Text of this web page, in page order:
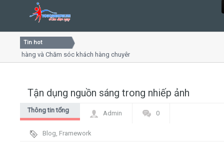
Close
Home
Giới thiệu
Tin hot
hàng và Chăm sóc khách hàng chuyên nghiệp
Tận dụng nguồn sáng trong nhiếp ảnh
Thông tin tổng
Admin 0
Blog, Framework